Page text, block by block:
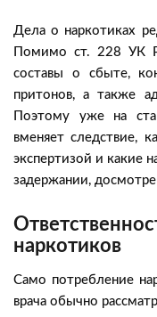
Дела о наркотиках
Помимо ст. 228 УК
составы о сбыте,
притонов, а также
Поэтому уже на
вменяет следствие,
экспертизой и какие
задержании,
наркотиков
Само потребление
врача обычно